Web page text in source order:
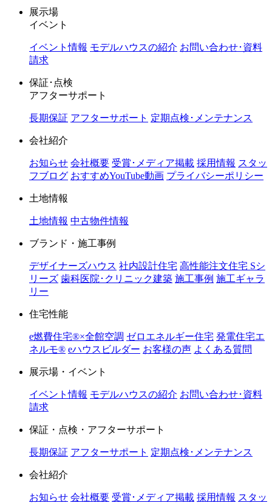
展示場
イベント
イベント情報 モデルハウスの紹介 お問い合わせ･資料
請求
保証･点検
アフターサポート
長期保証 アフターサポート 定期点検･メンテナンス
会社紹介
お知らせ 会社概要 受賞･メディア掲載 採用情報 スタッ
フブログ おすすめYouTube動画 プライバシーポリシー
土地情報
土地情報 中古物件情報
ブランド・施工事例
デザイナーズハウス 社内設計住宅 高性能注文住宅 Sシ
リーズ 歯科医院･クリニック建築 施工事例 施工ギャラ
リー
住宅性能
e燃費住宅®︎×全館空調 ゼロエネルギー住宅 発電住宅エ
ネルモ®︎ eハウスビルダー お客様の声 よくある質問
展示場・イベント
イベント情報 モデルハウスの紹介 お問い合わせ･資料
請求
保証・点検・アフターサポート
長期保証 アフターサポート 定期点検･メンテナンス
会社紹介
お知らせ 会社概要 受賞･メディア掲載 採用情報 スタッ